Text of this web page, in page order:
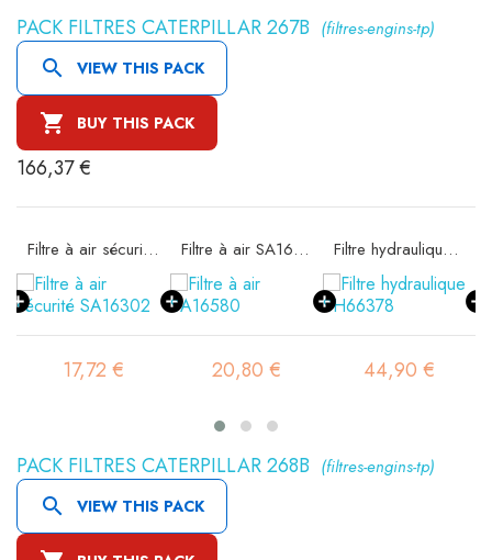
PACK FILTRES CATERPILLAR 267B (filtres-engins-tp)
 VIEW THIS PACK
 BUY THIS PACK
166,37 €
Filtre à air sécurité SA16302
17,72 €
Filtre à air SA16580
20,80 €
Filtre hydraulique SH66378
44,90 €
PACK FILTRES CATERPILLAR 268B (filtres-engins-tp)
 VIEW THIS PACK